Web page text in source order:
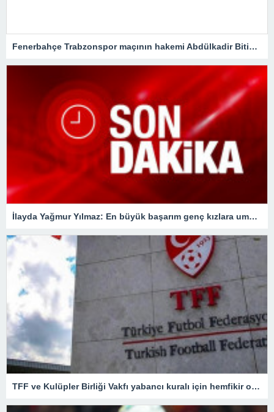
Fenerbahçe Trabzonspor maçının hakemi Abdülkadir Bitigen oldu!Spor Toto Süper Lig
İlayda Yağmur Yılmaz: En büyük başarım genç kızlara umut olmak
TFF ve Kulüpler Birliği Vakfı yabancı kuralı için hemfikir oldu! Kritik toplantıdan önemli kararlar çıktı